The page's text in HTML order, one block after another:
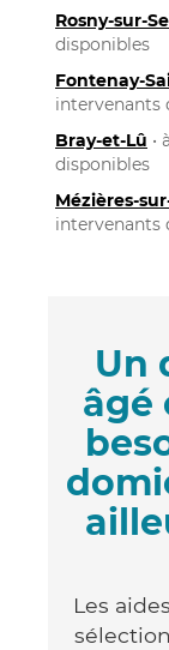
Rosny-sur-
disponibles
Fontenay-
intervenants
Bray-et-Lû •
disponibles
Mézières-
intervenants
Un
âgé
Les